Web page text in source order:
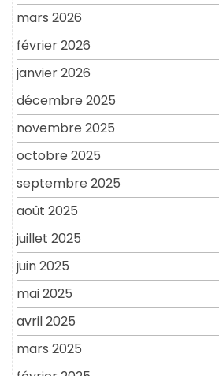
mars 2026
février 2026
janvier 2026
décembre 2025
novembre 2025
octobre 2025
septembre 2025
août 2025
juillet 2025
juin 2025
mai 2025
avril 2025
mars 2025